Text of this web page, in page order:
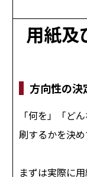
用紙及
方向性の決
「何を」「ど
刷するかを決め
まずは実際に